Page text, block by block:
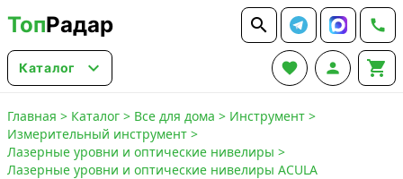
ТопРадар  
Каталог    
Главная > Каталог > Все для дома > Инструмент >
Измерительный инструмент >
Лазерные уровни и оптические нивелиры >
Лазерные уровни и оптические нивелиры ACULA